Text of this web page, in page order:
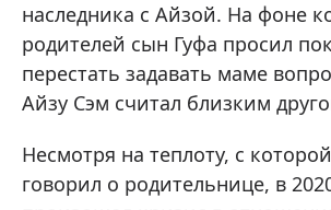
наследника с Айзой. На фоне
родителей сын Гуфа просил
перестать задавать маме
Айзу Сэм считал близким
Несмотря на теплоту, с
говорил о родительнице, в